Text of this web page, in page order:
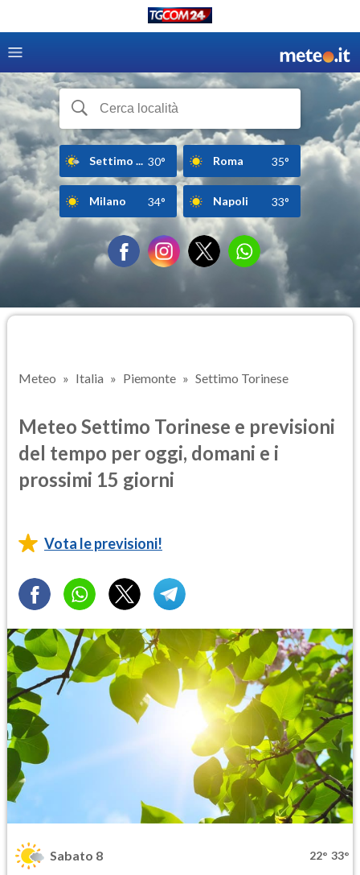
Settimo ... 30° Roma 35°
Milano 34° Napoli 33°
Meteo Italia Piemonte Settimo Torinese
Meteo Settimo Torinese e previsioni
del tempo per oggi, domani e i
prossimi 15 giorni
Vota le previsioni!
Sabato 8 22° 33°